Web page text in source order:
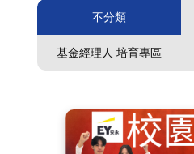
不分類
基金經理人 培育專區